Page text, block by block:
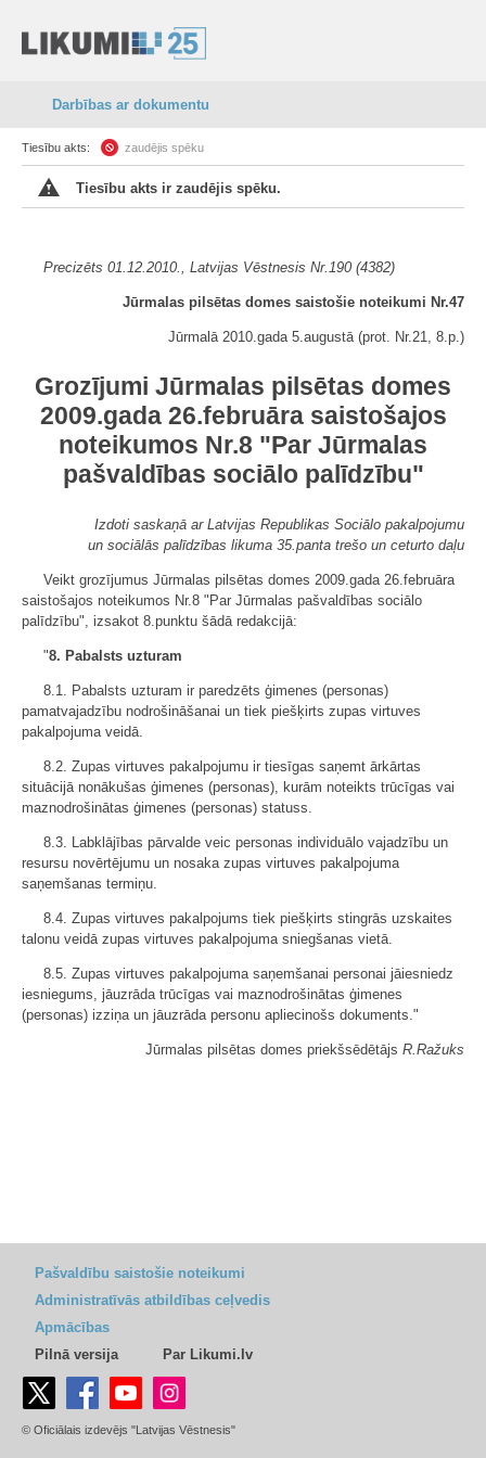
Darbības ar dokumentu
Tiesību akts: zaudējis spēku
Tiesību akts ir zaudējis spēku.
Precizēts 01.12.2010., Latvijas Vēstnesis Nr.190 (4382)
Jūrmalas pilsētas domes saistošie noteikumi Nr.47
Jūrmalā 2010.gada 5.augustā (prot. Nr.21, 8.p.)
Grozījumi Jūrmalas pilsētas domes
2009.gada 26.februāra saistošajos
noteikumos Nr.8 "Par Jūrmalas
pašvaldības sociālo palīdzību"
Izdoti saskaņā ar Latvijas Republikas Sociālo pakalpojumu
un sociālās palīdzības likuma 35.panta trešo un ceturto daļu
Veikt grozījumus Jūrmalas pilsētas domes 2009.gada 26.februāra
saistošajos noteikumos Nr.8 "Par Jūrmalas pašvaldības sociālo
palīdzību", izsakot 8.punktu šādā redakcijā:
"8. Pabalsts uzturam
8.1. Pabalsts uzturam ir paredzēts ģimenes (personas)
pamatvajadzību nodrošināšanai un tiek piešķirts zupas virtuves
pakalpojuma veidā.
8.2. Zupas virtuves pakalpojumu ir tiesīgas saņemt ārkārtas
situācijā nonākušas ģimenes (personas), kurām noteikts trūcīgas vai
maznodrošinātas ģimenes (personas) statuss.
8.3. Labklājības pārvalde veic personas individuālo vajadzību un
resursu novērtējumu un nosaka zupas virtuves pakalpojuma
saņemšanas termiņu.
8.4. Zupas virtuves pakalpojums tiek piešķirts stingrās uzskaites
talonu veidā zupas virtuves pakalpojuma sniegšanas vietā.
8.5. Zupas virtuves pakalpojuma saņemšanai personai jāiesniedz
iesniegums, jāuzrāda trūcīgas vai maznodrošinātas ģimenes
(personas) izziņa un jāuzrāda personu apliecinošs dokuments."
Jūrmalas pilsētas domes priekšsēdētājs R.Ražuks
Pašvaldību saistošie noteikumi
Administratīvās atbildības ceļvedis
Apmācības
Pilnā versija
Par Likumi.lv
© Oficiālais izdevējs "Latvijas Vēstnesis"